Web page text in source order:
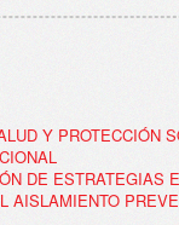
Y PROTECCIÓN
DE ESTRATEGIAS
AISLAMIENTO